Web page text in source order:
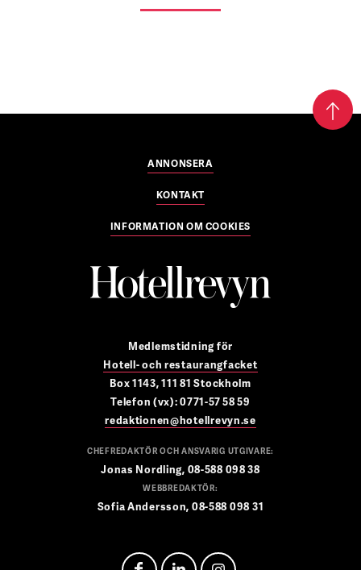
ANNONSERA
KONTAKT
INFORMATION OM COOKIES
Medlemstidning för
Hotell- och restaurangfacket
Box 1143, 111 81 Stockholm
Telefon (vx): 0771-57 58 59
redaktionen@hotellrevyn.se
CHEFREDAKTÖR OCH ANSVARIG UTGIVARE:
Jonas Nordling, 08-588 098 38
WEBBREDAKTÖR:
Sofia Andersson, 08-588 098 31